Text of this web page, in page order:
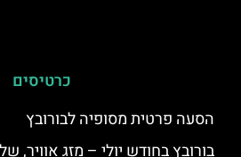
כרטיסים
הסעה פרטית מסופיה לבורובץ
בורובץ בחודש יולי – מזג אוויר,